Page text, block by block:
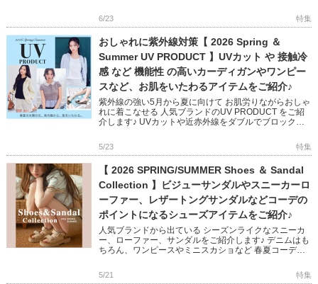
6/23 特集
おしゃれに紫外線対策【 2026 Spring ＆
Summer UV PRODUCT 】UVカット や 接触冷
感 など 機能性 の高いカーディガンやワンピー
スなど、お肌をいたわるアイテムをご紹介♪
紫外線の強い5月から夏に向けて お肌労りながらおしゃ
れに着こなせる 人気ブランドのUV PRODUCT をご紹
介します♪ UVカットや近赤外線をダブルでブロック、
5/23 特集
【 2026 SPRING/SUMMER Shoes ＆ Sandal
Collection 】ビジューサンダルやスニーカーロ
ーファー、レザートングサンダルなどコーデの
ポイントになるシューズアイテムをご紹介♪
人気ブランドから出ている シーズンライクなスニーカ
ー、ローファー、サンダルをご紹介します♪ デニムはも
ちろん、ワンピースやミニスカショなど 春夏コーデに
5/21 特集